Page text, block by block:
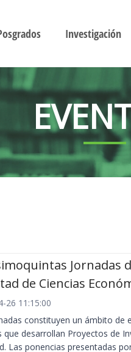
Investigación
Jornadas
de Ciencias
26 11:15:00
constituyen un ámbito de
que desarrollan Proyectos de
Las ponencias presentadas